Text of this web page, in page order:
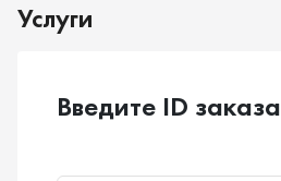
Услуги
Введите ID заказа